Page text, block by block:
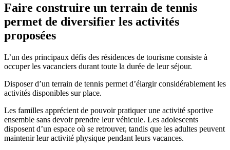
Faire construire un terrain de tennis
permet de diversifier les activités
proposées
L’un des principaux défis des résidences de tourisme consiste à
occuper les vacanciers durant toute la durée de leur séjour.
Disposer d’un terrain de tennis permet d’élargir considérablement les
activités disponibles sur place.
Les familles apprécient de pouvoir pratiquer une activité sportive
ensemble sans devoir prendre leur véhicule. Les adolescents
disposent d’un espace où se retrouver, tandis que les adultes peuvent
maintenir leur activité physique pendant leurs vacances.